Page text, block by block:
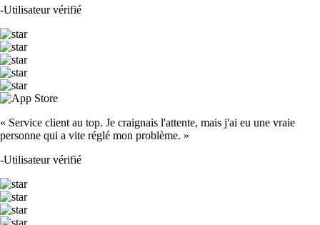
-Utilisateur vérifié
« Service client au top. Je craignais l'attente, mais j'ai eu une vraie
personne qui a vite réglé mon problème. »
-Utilisateur vérifié